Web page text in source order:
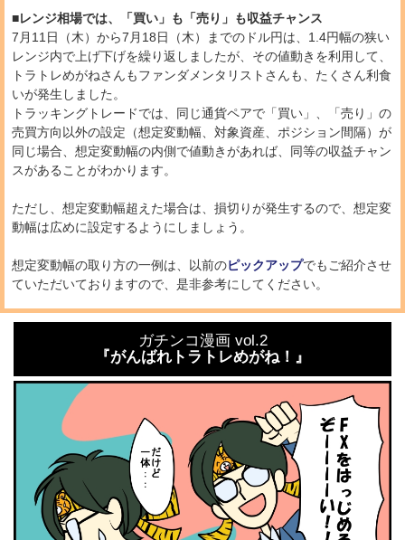
■レンジ相場では、「買い」も「売り」も収益チャンス
7月11日（木）から7月18日（木）までのドル円は、1.4円幅の狭い
レンジ内で上げ下げを繰り返しましたが、その値動きを利用して、
トラトレめがねさんもファンダメンタリストさんも、たくさん利食
いが発生しました。
トラッキングトレードでは、同じ通貨ペアで「買い」、「売り」の
売買方向以外の設定（想定変動幅、対象資産、ポジション間隔）が
同じ場合、想定変動幅の内側で値動きがあれば、同等の収益チャン
スがあることがわかります。
ただし、想定変動幅超えた場合は、損切りが発生するので、想定変
動幅は広めに設定するようにしましょう。
想定変動幅の取り方の一例は、以前のピックアップでもご紹介させ
ていただいておりますので、是非参考にしてください。
ガチンコ漫画 vol.2
『がんばれトラトレめがね！』